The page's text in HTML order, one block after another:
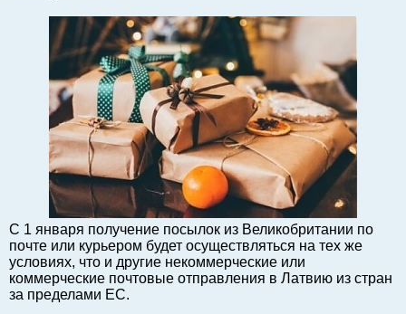
Финансы
Технологии
Рынки и компании
Балтийский экспорт
Туризм
Советы юриста
ЕС - Балтия
Балтия - СНГ
Люди дела
Право
Круглый стол
Образование и наука
С 1 января получение посылок из Великобритании по
почте или курьером будет осуществляться на тех же
условиях, что и другие некоммерческие или
коммерческие почтовые отправления в Латвию из стран
за пределами ЕС.